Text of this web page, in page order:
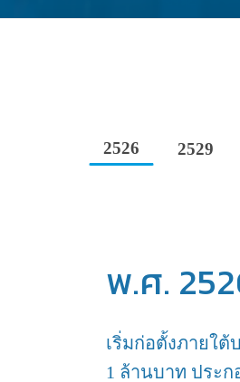
2526 2529
พ.ศ.
เริ่มก่อตั้งภายใต้
1 ล้านบาท ประ